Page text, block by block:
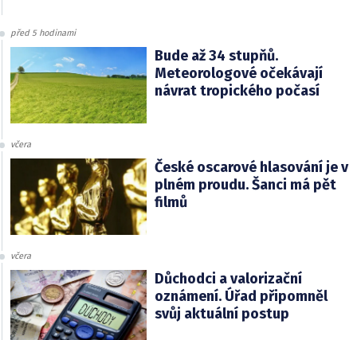
před 5 hodinami
Bude až 34 stupňů.
Meteorologové očekávají
návrat tropického počasí
včera
České oscarové hlasování je v
plném proudu. Šanci má pět
filmů
včera
Důchodci a valorizační
oznámení. Úřad připomněl
svůj aktuální postup